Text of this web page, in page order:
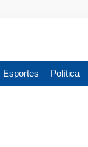
Esportes Política